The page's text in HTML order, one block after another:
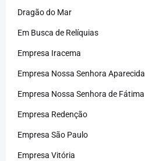
Dragão do Mar
Em Busca de Relíquias
Empresa Iracema
Empresa Nossa Senhora Aparecida
Empresa Nossa Senhora de Fátima
Empresa Redenção
Empresa São Paulo
Empresa Vitória